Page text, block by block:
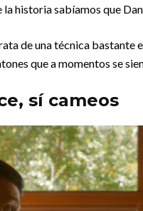
la historia sabíamos que
de una técnica
que a momentos se
sí cameos